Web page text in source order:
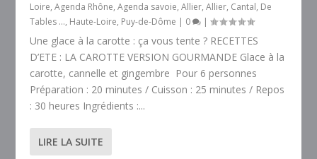
Loire,Agenda Rhône,Agenda savoie,Allier,Allier, Cantal, De
Tables ..., Haute-Loire, Puy-de-Dôme | 0 |
Une glace à la carotte : ça vous tente ? RECETTES
D’ETE : LA CAROTTE VERSION GOURMANDE Glace à la
carotte, cannelle et gingembre Pour 6 personnes
Préparation : 20 minutes / Cuisson : 25 minutes / Repos
: 30 heures Ingrédients :...
LIRE LA SUITE